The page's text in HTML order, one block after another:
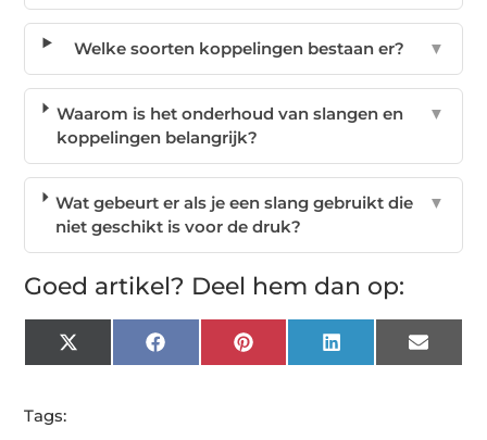
Welke soorten koppelingen bestaan er? ▼
Waarom is het onderhoud van slangen en
koppelingen belangrijk?
▼
Wat gebeurt er als je een slang gebruikt die
niet geschikt is voor de druk?
▼
Goed artikel? Deel hem dan op:
X
(Twitter)
FacebookPinterest LinkedIn Email
Tags: